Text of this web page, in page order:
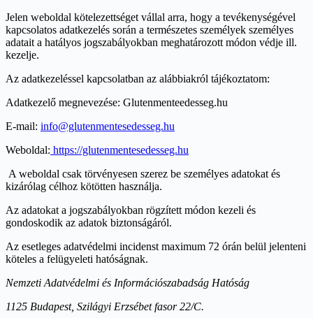
Jelen weboldal kötelezettséget vállal arra, hogy a tevékenységével
kapcsolatos adatkezelés során a természetes személyek személyes
adatait a hatályos jogszabályokban meghatározott módon védje ill.
kezelje.
Az adatkezeléssel kapcsolatban az alábbiakról tájékoztatom:
Adatkezelő megnevezése: Glutenmenteedesseg.hu
E-mail: info@glutenmentesedesseg.hu
Weboldal: https://glutenmentesedesseg.hu
A weboldal csak törvényesen szerez be személyes adatokat és
kizárólag célhoz kötötten használja.
Az adatokat a jogszabályokban rögzített módon kezeli és
gondoskodik az adatok biztonságáról.
Az esetleges adatvédelmi incidenst maximum 72 órán belül jelenteni
köteles a felügyeleti hatóságnak.
Nemzeti Adatvédelmi és Információszabadság Hatóság
1125 Budapest, Szilágyi Erzsébet fasor 22/C.